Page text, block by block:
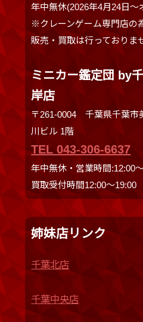
年中無休(2026年4月24日～
※クレーンゲーム専門店の
販売・買取は行っておりま
ミニカー鑑定団 by
岸店
〒261-0004 千葉県千葉市
川ビル 1階
TEL 043-306-6637
年中無休・営業時間:12:00
買取受付時間12:00〜19:00
姉妹店リンク
千葉北店
千葉中央店